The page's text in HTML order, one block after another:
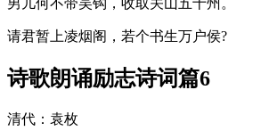
请君暂上凌烟阁，若个书生万户侯?
诗歌朗诵励志诗词篇6
清代：袁枚